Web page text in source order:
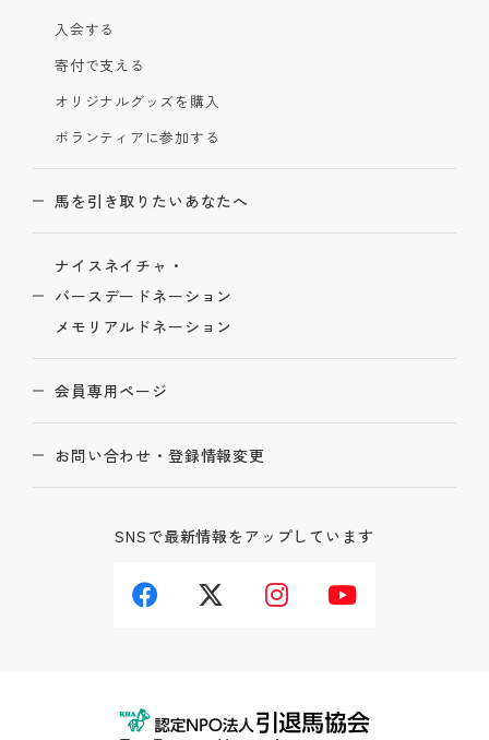
入会する
寄付で支える
オリジナルグッズを購入
ボランティアに参加する
馬を引き取りたいあなたへ
ナイスネイチャ・
バースデードネーション
メモリアルドネーション
会員専用ページ
お問い合わせ・登録情報変更
SNSで最新情報をアップしています